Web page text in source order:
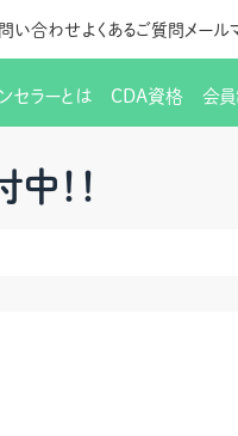
い合わせよくあるご質問 メール
のご挨拶
セラーとは CDA資格 会
ポート
覧！！